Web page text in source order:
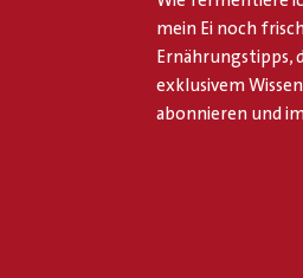
mein Ei noch
Ernährungstipps,
exklusivem
abonnieren und